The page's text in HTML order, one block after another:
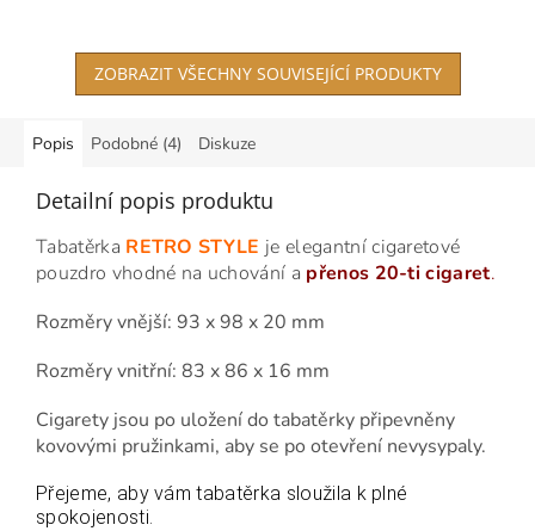
hvězdiček.
ZOBRAZIT VŠECHNY SOUVISEJÍCÍ PRODUKTY
Popis Podobné (4) Diskuze
Detailní popis produktu
Tabatěrka RETRO STYLE je elegantní cigaretové
pouzdro vhodné na uchování a přenos 20-ti cigaret.
Rozměry vnější: 93 x 98 x 20 mm
Rozměry vnitřní: 83 x 86 x 16 mm
Cigarety jsou po uložení do tabatěrky připevněny
kovovými pružinkami, aby se po otevření nevysypaly.
Přejeme, aby vám tabatěrka sloužila k plné
spokojenosti.